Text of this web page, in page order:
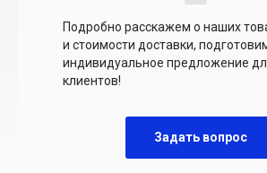
Подробно расскажем о наших
и стоимости доставки,
индивидуальное предложение
клиентов!
Задать вопрос